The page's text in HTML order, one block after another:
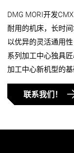
Y 轴的最大行程
Z 轴的最大行程
最大工件直径
最大工件高度
560 mm
510 mm
630 mm
DMG MORI开发
耐用的机床，长时
以优异的灵活通用
系列加工中心独具
加工中心新机型的基
联系我们！